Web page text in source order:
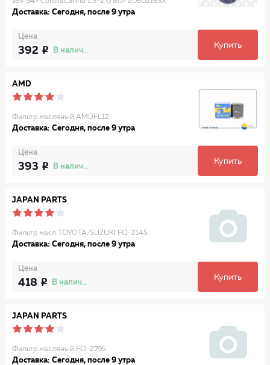
Доставка: Сегодня, после 9 утра
Цена
392 В наличии
Купить
AMD
Фильтр масляный AMDFL12
Доставка: Сегодня, после 9 утра
Цена
393 В наличии
Купить
JAPAN PARTS
Фильтр масл.TOYOTA/SUZUKI FO-214S
Доставка: Сегодня, после 9 утра
Цена
418 В наличии
Купить
JAPAN PARTS
Фильтр масляный FO-279S
Доставка: Сегодня, после 9 утра